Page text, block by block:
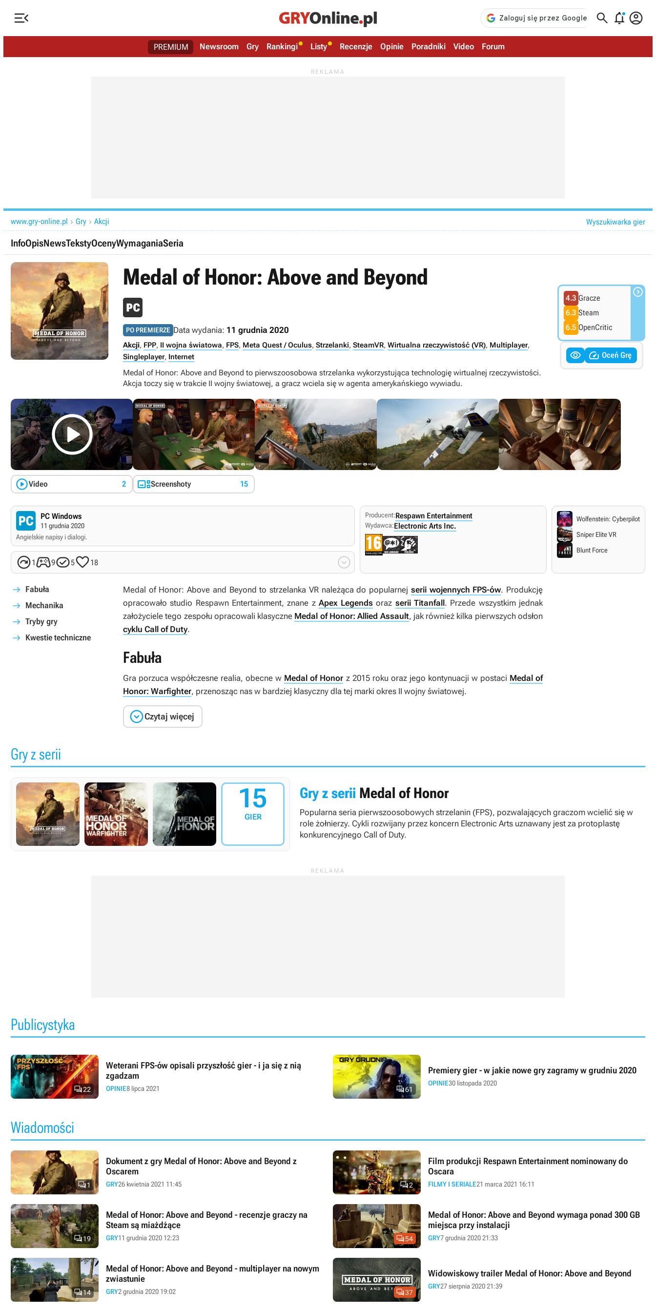
   
PREMIUM Newsroom Gry Rankingi Listy Recenzje Opinie Poradniki Video Forum
www.gry-online.pl  Gry  Akcji Wyszukiwarka gier
InfoOpisNewsTekstyOcenyWymaganiaSeria
Medal of Honor: Above and Beyond
PO PREMIERZE Data wydania: 11 grudnia 2020
Akcji, FPP, II wojna światowa, FPS, Meta Quest / Oculus, Strzelanki, SteamVR, Wirtualna rzeczywistość (VR), Multiplayer,
Singleplayer, Internet
Medal of Honor: Above and Beyond to pierwszoosobowa strzelanka wykorzystująca technologię wirtualnej rzeczywistości.
Akcja toczy się w trakcie II wojny światowej, a gracz wciela się w agenta amerykańskiego wywiadu.
4.3 Gracze
6.3 Steam
6.5 OpenCritic

  Oceń Grę

Video 2 Screenshoty 15
PC Windows
11 grudnia 2020
Angielskie napisy i dialogi.
19518 
Producent:Respawn Entertainment
Wydawca:Electronic Arts Inc.
Wolfenstein: Cyberpilot
Sniper Elite VR
Blunt Force
Fabuła
Mechanika
Tryby gry
Kwestie techniczne
Medal of Honor: Above and Beyond to strzelanka VR należąca do popularnej serii wojennych FPS-ów. Produkcję
opracowało studio Respawn Entertainment, znane z Apex Legends oraz serii Titanfall. Przede wszystkim jednak
założyciele tego zespołu opracowali klasyczne Medal of Honor: Allied Assault, jak również kilka pierwszych odsłon
cyklu Call of Duty.
Fabuła
Gra porzuca współczesne realia, obecne w Medal of Honor z 2015 roku oraz jego kontynuacji w postaci Medal of
Honor: Warfighter, przenosząc nas w bardziej klasyczny dla tej marki okres II wojny światowej.
Czytaj więcej
Gry z serii
15
GIER
Gry z serii Medal of Honor
Popularna seria pierwszoosobowych strzelanin (FPS), pozwalających graczom wcielić się w
role żołnierzy. Cykli rozwijany przez koncern Electronic Arts uznawany jest za protoplastę
konkurencyjnego Call of Duty.
Publicystyka
22
Weterani FPS-ów opisali przyszłość gier - i ja się z nią
zgadzam
OPINIE8 lipca 2021 61
Premiery gier - w jakie nowe gry zagramy w grudniu 2020
OPINIE30 listopada 2020
Wiadomości
1
Dokument z gry Medal of Honor: Above and Beyond z
Oscarem
GRY26 kwietnia 2021 11:45 2
Film produkcji Respawn Entertainment nominowany do
Oscara
FILMY I SERIALE21 marca 2021 16:11
19
Medal of Honor: Above and Beyond - recenzje graczy na
Steam są miażdżące
GRY11 grudnia 2020 12:23 54
Medal of Honor: Above and Beyond wymaga ponad 300 GB
miejsca przy instalacji
GRY7 grudnia 2020 21:33
14
Medal of Honor: Above and Beyond - multiplayer na nowym
zwiastunie
GRY2 grudnia 2020 19:02 37
Widowiskowy trailer Medal of Honor: Above and Beyond
GRY27 sierpnia 2020 21:39